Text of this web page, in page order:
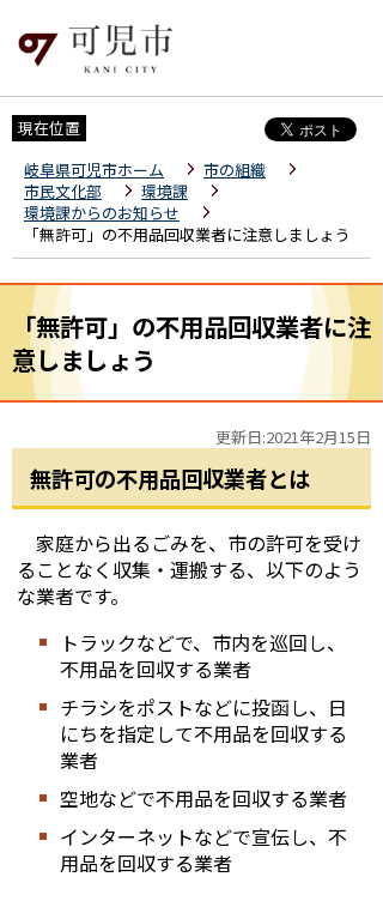
現在位置
岐阜県可児市ホーム
市の組織
市民文化部
環境課
環境課からのお知らせ
「無許可」の不用品回収業者に注意しましょう
「無許可」の不用品回収業者に注
意しましょう
更新日:2021年2月15日
無許可の不用品回収業者とは
家庭から出るごみを、市の許可を受け
ることなく収集・運搬する、以下のよう
な業者です。
トラックなどで、市内を巡回し、
不用品を回収する業者
チラシをポストなどに投函し、日
にちを指定して不用品を回収する
業者
空地などで不用品を回収する業者
インターネットなどで宣伝し、不
用品を回収する業者